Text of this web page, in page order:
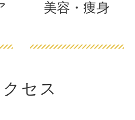
美容・痩身
セス